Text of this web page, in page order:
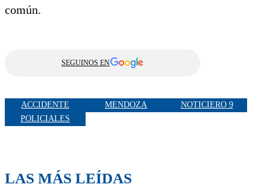
común.
SEGUINOS EN
ACCIDENTE MENDOZA
NOTICIERO 9
POLICIALES
LAS MÁS LEÍDAS